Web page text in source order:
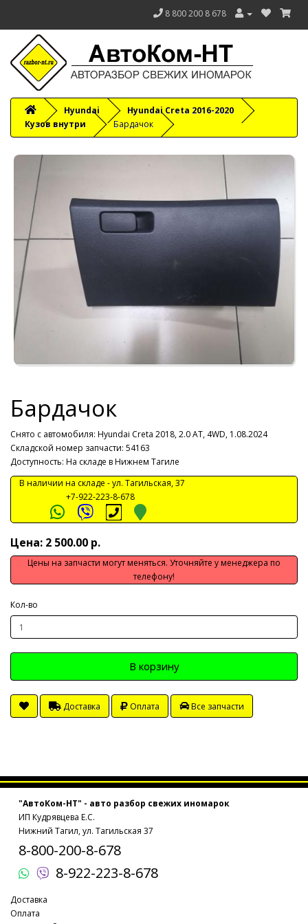
8 800 200 8 678
Hyundai
Hyundai Creta 2016-2020
Кузов внутри
Бардачок
Бардачок
Снято с автомобиля: Hyundai Creta 2018, 2.0 AT, 4WD, 1.08.2024
Складской номер запчасти: 54163
Доступность: На складе в Нижнем Тагиле
В наличии на складе -ул. Тагильская, 37
+7-922-223-8-678
Цена: 2 500.00 р.
Цены на запчасти могут меняться. Уточняйте у менеджера по
телефону!
Кол-во
В корзину
Доставка Оплата Все запчасти
"АвтоКом-НТ" - авто разбор свежих иномарок
ИП Кудрявцева Е.С.
Нижний Тагил, ул. Тагильская 37
8-800-200-8-678
8-922-223-8-678
Доставка
Оплата